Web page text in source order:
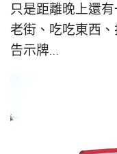
只是距離晚上還
老街、吃吃東西
告示牌…